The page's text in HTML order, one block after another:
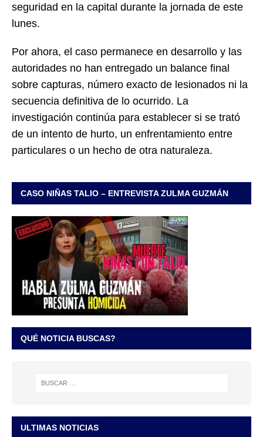
seguridad en la capital durante la jornada de este
lunes.
Por ahora, el caso permanece en desarrollo y las
autoridades no han entregado un balance final
sobre capturas, número exacto de lesionados ni la
secuencia definitiva de lo ocurrido. La
investigación continúa para establecer si se trató
de un intento de hurto, un enfrentamiento entre
particulares o un hecho de otra naturaleza.
CASO NIÑAS TALIO – ENTREVISTA ZULMA GUZMÁN
QUÉ NOTICIA BUSCAS?
ULTIMAS NOTICIAS